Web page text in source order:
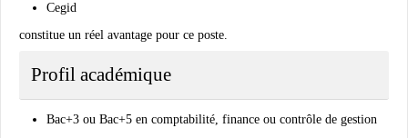
Cegid
constitue un réel avantage pour ce poste.
Profil académique
Bac+3 ou Bac+5 en comptabilité, finance ou contrôle de gestion